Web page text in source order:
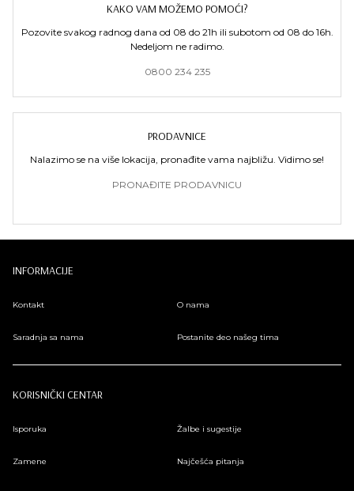
KAKO VAM MOŽEMO POMOĆI?
Pozovite svakog radnog dana od 08 do 21h ili subotom od 08 do 16h.
Nedeljom ne radimo.
0800 234 235
PRODAVNICE
Nalazimo se na više lokacija, pronađite vama najbližu. Vidimo se!
PRONAĐITE PRODAVNICU
INFORMACIJE
Kontakt O nama
Saradnja sa nama Postanite deo našeg tima
KORISNIČKI CENTAR
Isporuka Žalbe i sugestije
Zamene Najčešća pitanja